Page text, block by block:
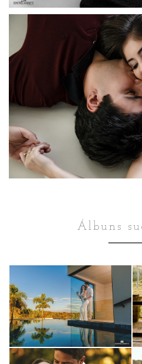
Álbuns
Pré wedding
DALILA E
CRISTIANO
56
Pré wedding